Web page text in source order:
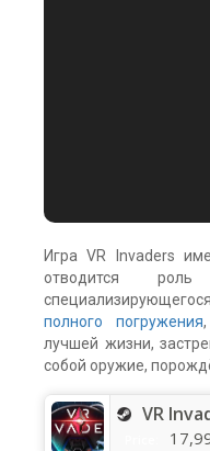
Игра VR Invaders
отводится
полного погружения
лучшей жизни,
собой оружие,
VR